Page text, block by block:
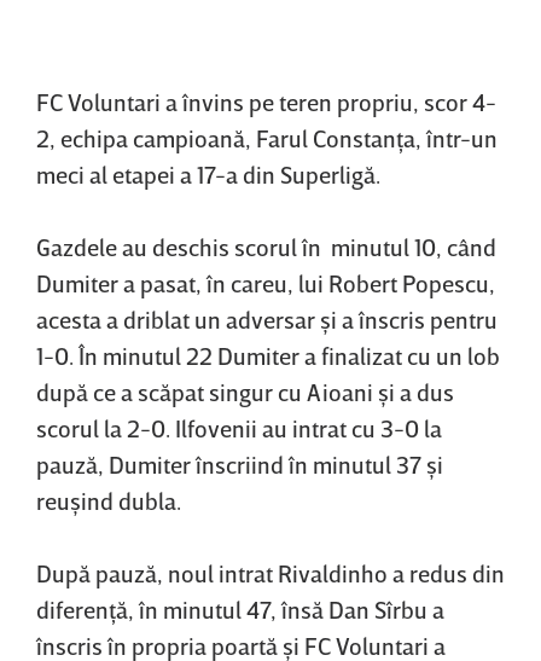
FC Voluntari a învins pe teren propriu, scor 4-
2, echipa campioană, Farul Constanţa, într-un
meci al etapei a 17-a din Superligă.
Gazdele au deschis scorul în minutul 10, când
Dumiter a pasat, în careu, lui Robert Popescu,
acesta a driblat un adversar şi a înscris pentru
1-0. În minutul 22 Dumiter a finalizat cu un lob
după ce a scăpat singur cu Aioani şi a dus
scorul la 2-0. Ilfovenii au intrat cu 3-0 la
pauză, Dumiter înscriind în minutul 37 şi
reuşind dubla.
După pauză, noul intrat Rivaldinho a redus din
diferenţă, în minutul 47, însă Dan Sîrbu a
înscris în propria poartă şi FC Voluntari a